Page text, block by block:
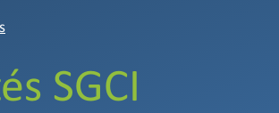
SGCI